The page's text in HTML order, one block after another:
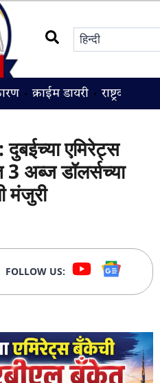
क्राईम डायरी राष्ट्रवादी
एमिरेट्स
अब्ज डॉलर्सच्या
मंजुरी
FOLLOW US: